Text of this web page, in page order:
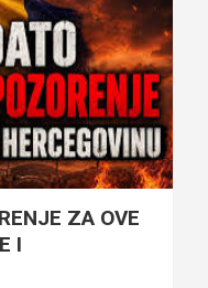
ZA OVE
I